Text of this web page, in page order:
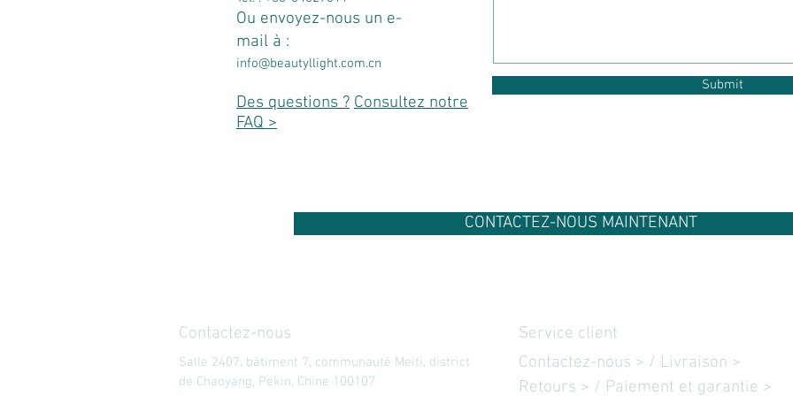
Ou envoyez-nous un e-
mail à :
info@beautyllight.com.cn
Des questions ? Consultez notre
FAQ >
Submit
CONTACTEZ-NOUS MAINTENANT
Contactez-nous
Salle 2407, bâtiment 7, communauté Meiti, district
de Chaoyang, Pékin, Chine 100107
Service client
Contactez-nous > / Livraison >
Retours > / Paiement et garantie >